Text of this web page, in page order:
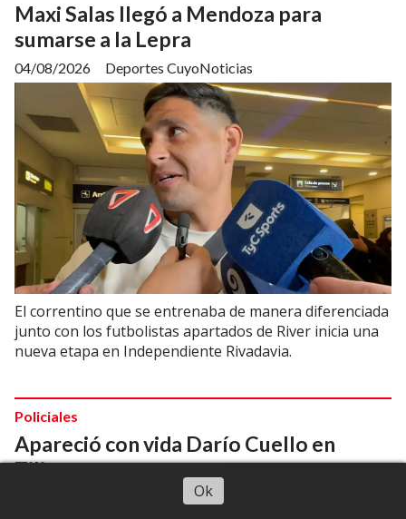
Maxi Salas llegó a Mendoza para
sumarse a la Lepra
Deportes CuyoNoticias
04/08/2026
El correntino que se entrenaba de manera diferenciada
junto con los futbolistas apartados de River inicia una
nueva etapa en Independiente Rivadavia.
Apareció con vida Darío Cuello en
Tilisarao
Periodistas CuyoNoticias
Policiales
Ok